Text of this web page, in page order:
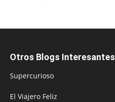
Otros Blogs Interesantes
Supercurioso
El Viajero Feliz